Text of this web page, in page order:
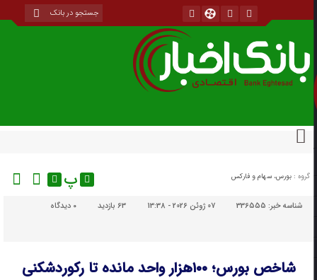
گروه : بورس، سهام و فارکس پ
شناسه خبر:336555 07 ژوئن 2026 - 13:38 63 بازدید دیدگاه
شاخص بورس؛ ۱۰۰هزار واحد مانده تا رکوردشکنی